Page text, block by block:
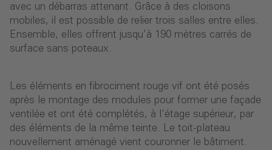
avec un débarras attenant. Grâce à des cloisons
mobiles, il est possible de relier trois salles entre elles.
Ensemble, elles offrent jusqu’à 190 mètres carrés de
surface sans poteaux.
Les éléments en fibrociment rouge vif ont été posés
après le montage des modules pour former une façade
ventilée et ont été complétés, à l'étage supérieur, par
des éléments de la même teinte. Le toit-plateau
nouvellement aménagé vient couronner le bâtiment.